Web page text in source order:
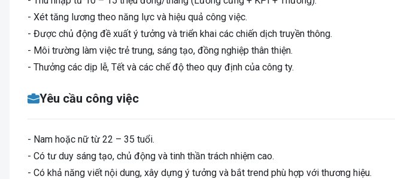
- Xét tăng lương theo năng lực và hiệu quả công việc.
- Được chủ động đề xuất ý tưởng và triển khai các chiến dịch truyền thông.
- Môi trường làm việc trẻ trung, sáng tạo, đồng nghiệp thân thiện.
- Thưởng các dịp lễ, Tết và các chế độ theo quy định của công ty.
Yêu cầu công việc
- Nam hoặc nữ từ 22 – 35 tuổi.
- Có tư duy sáng tạo, chủ động và tinh thần trách nhiệm cao.
- Có khả năng viết nội dung, xây dựng ý tưởng và bắt trend phù hợp với thương hiệu.